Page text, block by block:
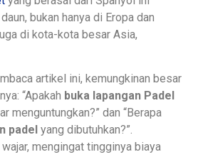
bukan hanya di Eropa dan
di kota-kota besar Asia,
artikel ini, kemungkinan besar
“Apakah buka lapangan Padel
menguntungkan?” dan “Berapa
padel yang dibutuhkan?”.
mengingat tingginya biaya